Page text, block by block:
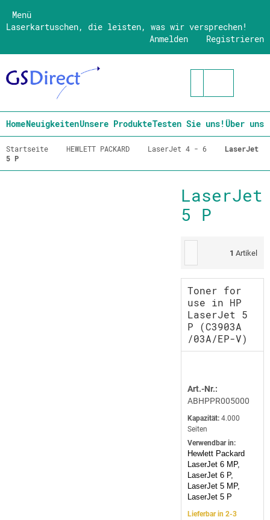
Menü
Laserkartuschen, die leisten, was wir versprechen!
Registrieren
Anmelden
HomeNeuigkeitenUnsere ProdukteTesten Sie uns!Über uns
Startseite HEWLETT PACKARD LaserJet 4 - 6
LaserJet
5 P
LaserJet
5 P
1 Artikel
Toner for
use in HP
LaserJet 5
P (C3903A
/03A/EP-V)
Art.-Nr.:
ABHPPR005000
Kapazität: 4.000
Seiten
Verwendbar in:
Hewlett Packard
LaserJet 6 MP,
LaserJet 6 P,
LaserJet 5 MP,
LaserJet 5 P
Lieferbar in 2-3